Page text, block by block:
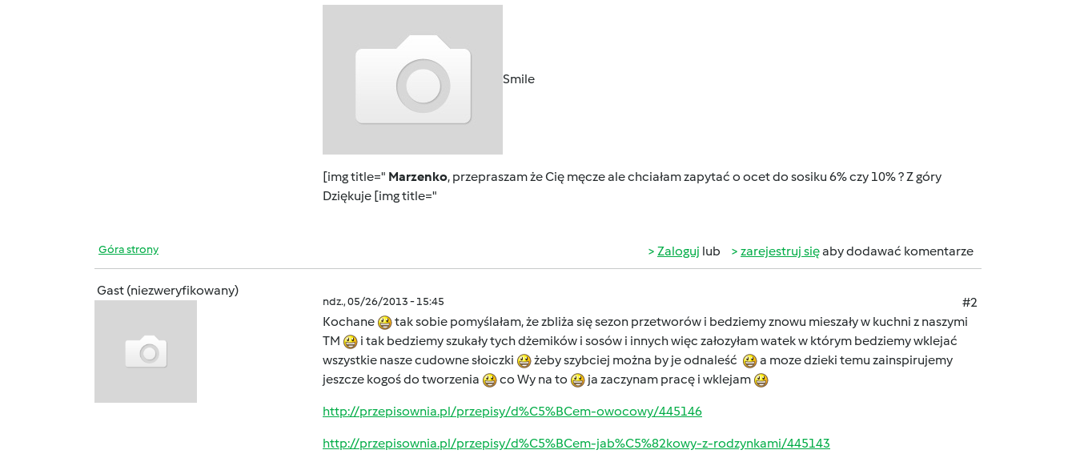
Smile
[img title=" Marzenko, przepraszam że Cię męcze ale chciałam zapytać o ocet do sosiku 6% czy 10% ? Z góry
Dziękuje [img title="
Góra strony Zaloguj lub zarejestruj sięaby dodawać komentarze
Gast (niezweryfikowany)
ndz., 05/26/2013 - 15:45
#2
Kochane
tak sobie pomyślałam, że zbliża się sezon przetworów i bedziemy znowu mieszały w kuchni z naszymi
TM
i tak bedziemy szukały tych dżemików i sosów i innych więc załozyłam watek w którym bedziemy wklejać
wszystkie nasze cudowne słoiczki
żeby szybciej można by je odnaleść
a moze dzieki temu zainspirujemy
jeszcze kogoś do tworzenia
co Wy na to ja zaczynam pracę i wklejam
http://przepisownia.pl/przepisy/d%C5%BCem-owocowy/445146
http://przepisownia.pl/przepisy/d%C5%BCem-jab%C5%82kowy-z-rodzynkami/445143